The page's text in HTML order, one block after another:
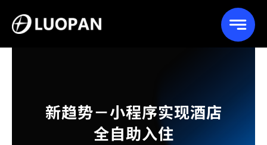
content
新趋势－小程序实现酒店
全自助入住